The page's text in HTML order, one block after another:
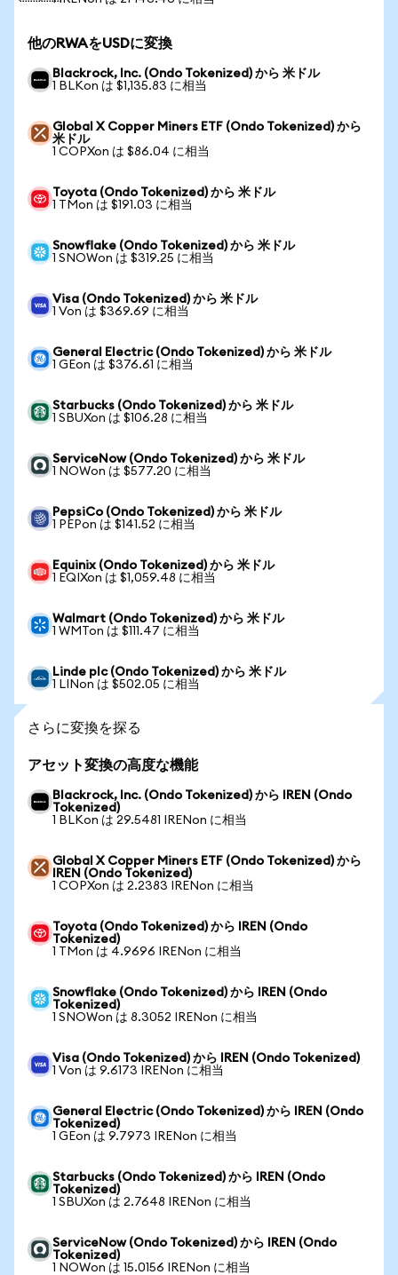
他のRWAをUSDに変換
Blackrock, Inc. (Ondo Tokenized) から 米ドル
1 BLKon は $1,135.83 に相当
Global X Copper Miners ETF (Ondo Tokenized) から
米ドル
1 COPXon は $86.04 に相当
Toyota (Ondo Tokenized) から 米ドル
1 TMon は $191.03 に相当
Snowflake (Ondo Tokenized) から 米ドル
1 SNOWon は $319.25 に相当
Visa (Ondo Tokenized) から 米ドル
1 Von は $369.69 に相当
General Electric (Ondo Tokenized) から 米ドル
1 GEon は $376.61 に相当
Starbucks (Ondo Tokenized) から 米ドル
1 SBUXon は $106.28 に相当
ServiceNow (Ondo Tokenized) から 米ドル
1 NOWon は $577.20 に相当
PepsiCo (Ondo Tokenized) から 米ドル
1 PEPon は $141.52 に相当
Equinix (Ondo Tokenized) から 米ドル
1 EQIXon は $1,059.48 に相当
Walmart (Ondo Tokenized) から 米ドル
1 WMTon は $111.47 に相当
Linde plc (Ondo Tokenized) から 米ドル
1 LINon は $502.05 に相当
さらに変換を探る
アセット変換の高度な機能
Blackrock, Inc. (Ondo Tokenized) から IREN (Ondo
Tokenized)
1 BLKon は 29.5481 IRENon に相当
Global X Copper Miners ETF (Ondo Tokenized) から
IREN (Ondo Tokenized)
1 COPXon は 2.2383 IRENon に相当
Toyota (Ondo Tokenized) から IREN (Ondo
Tokenized)
1 TMon は 4.9696 IRENon に相当
Snowflake (Ondo Tokenized) から IREN (Ondo
Tokenized)
1 SNOWon は 8.3052 IRENon に相当
Visa (Ondo Tokenized) から IREN (Ondo Tokenized)
1 Von は 9.6173 IRENon に相当
General Electric (Ondo Tokenized) から IREN (Ondo
Tokenized)
1 GEon は 9.7973 IRENon に相当
Starbucks (Ondo Tokenized) から IREN (Ondo
Tokenized)
1 SBUXon は 2.7648 IRENon に相当
ServiceNow (Ondo Tokenized) から IREN (Ondo
Tokenized)
1 NOWon は 15.0156 IRENon に相当